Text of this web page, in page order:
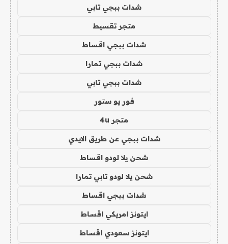
شدات ببجي تابي
متجر تقسيط
شدات ببجي اقساط
شدات ببجي تمارا
شدات ببجي تابي
فور يو ستور
متجر 4u
شدات ببجي عن طريق الايدي
شحن يلا لودو اقساط
شحن يلا لودو تابي تمارا
شدات ببجي اقساط
ايتونز امريكي اقساط
ايتونز سعودي اقساط